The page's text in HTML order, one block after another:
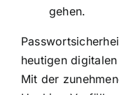
gehen.
heutigen
Mit der